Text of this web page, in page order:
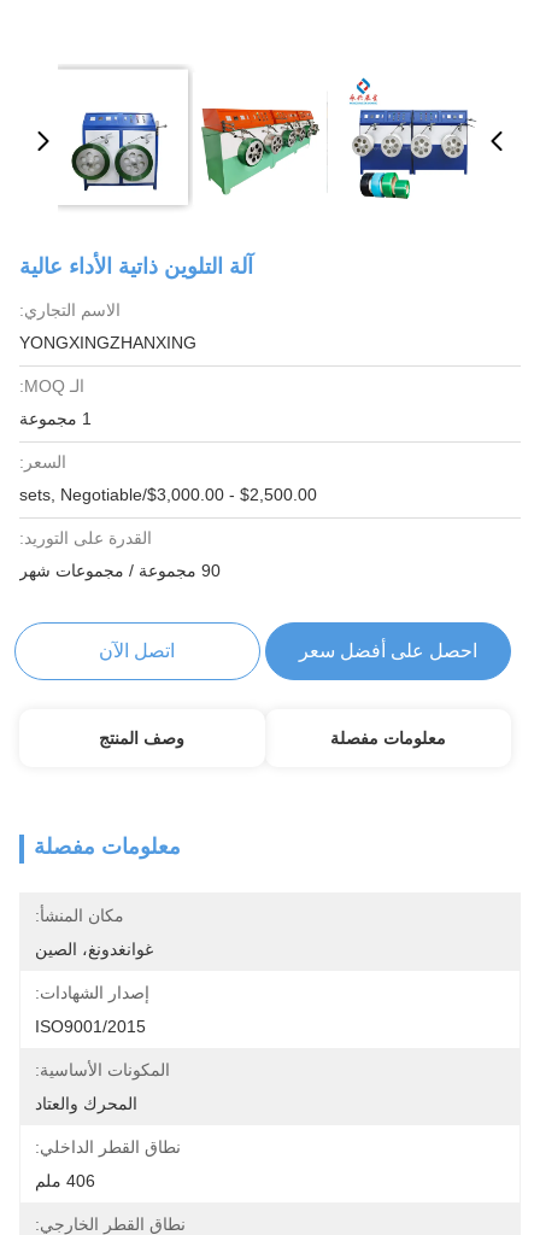
آلة التلوين ذاتية الأداء عالية
الاسم التجاري:
YONGXINGZHANXING
الـ MOQ:
1 مجموعة
السعر:
$2,500.00 - $3,000.00/sets, Negotiable
القدرة على التوريد:
90 مجموعة / مجموعات شهر
احصل على أفضل سعر اتصل الآن
معلومات مفصلة وصف المنتج
معلومات مفصلة
مكان المنشأ:
غوانغدونغ، الصين
إصدار الشهادات:
ISO9001/2015
المكونات الأساسية:
المحرك والعتاد
نطاق القطر الداخلي:
406 ملم
نطاق القطر الخارجي: